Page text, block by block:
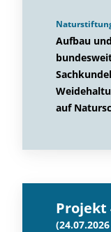
Aufbau
auf
Projekt